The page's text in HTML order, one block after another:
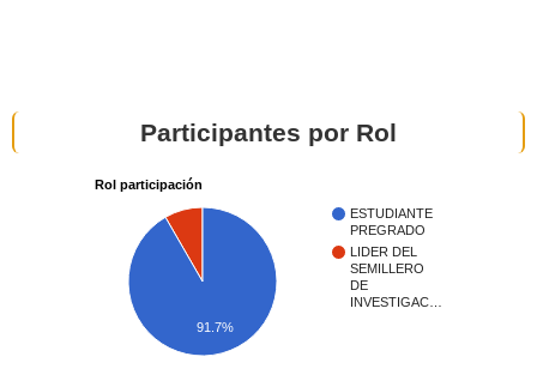
Participantes por Rol
Rol participación
ESTUDIANTE
PREGRADO
LIDER DEL
SEMILLERO
DE
INVESTIGAC…
91.7%